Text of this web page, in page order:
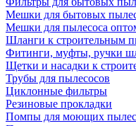
Мешки для бытовых
Мешки для пылесоса
Шланги к строительным
Фитинги, муфты, ручки
Щетки и насадки к
Трубы для пылесосов
Циклонные фильтры
Резиновые прокладки
Помпы для моющих